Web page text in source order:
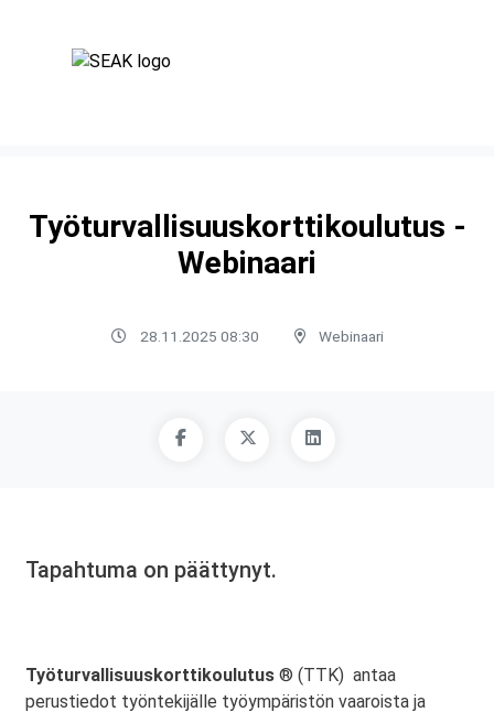
Työturvallisuuskorttikoulutus -
Webinaari
28.11.2025 08:30 Webinaari
Tapahtuma on päättynyt.
Työturvallisuuskorttikoulutus ® (TTK) antaa
perustiedot työntekijälle työympäristön vaaroista ja